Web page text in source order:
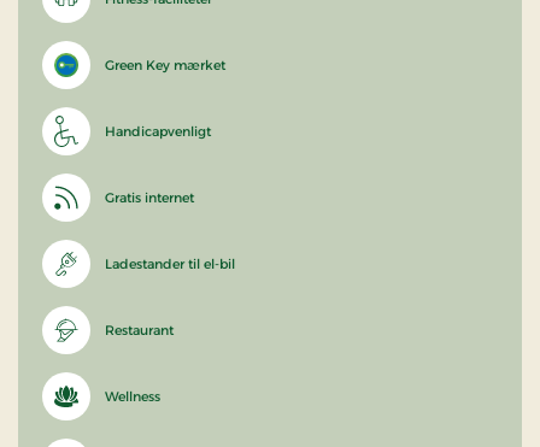
Green Key mærket
Handicapvenligt
Gratis internet
Ladestander til el-bil
Restaurant
Wellness